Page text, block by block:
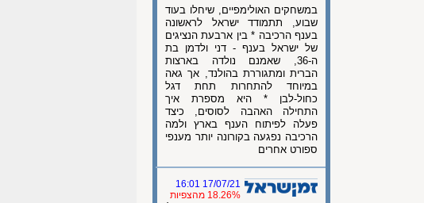
במשחקים האולימפיים, שיחלו בעוד
שבוע, תתמודד ישראל לראשונה
בענף הרכיבה * בין ארבעת הנציגים
של ישראל בענף - דני ולדמן בת
ה-36, שאמנם נולדה בארצות
הברית ומתגוררת בהולנד, אך גאה
במיוחד להתחרות תחת דגל
כחול-לבן * היא מספרת איך
התחילה האהבה לסוסים, כיצד
פעלה לפיתוח הענף בארץ ולמה
הרכיבה נפגעה בקורונה יותר מענפי
ספורט אחרים
17/07/21 16:01
18.26% מהצפיות